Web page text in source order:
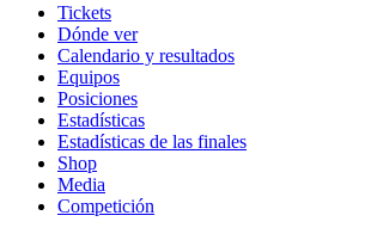
Tickets
Dónde ver
Calendario y resultados
Equipos
Posiciones
Estadísticas
Estadísticas de las finales
Shop
Media
Competición